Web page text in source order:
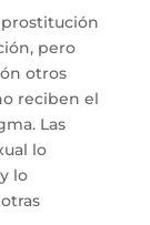
pero
otros
reciben el
Las
lo
lo